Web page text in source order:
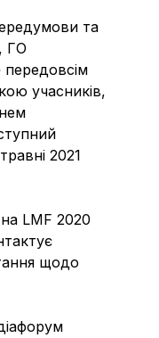
та
ГО
передовсім
учасників,
2021
LMF 2020
щодо